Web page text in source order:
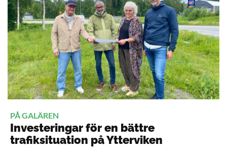
PÅ GALÄREN
Investeringar för en bättre
trafiksituation på Ytterviken